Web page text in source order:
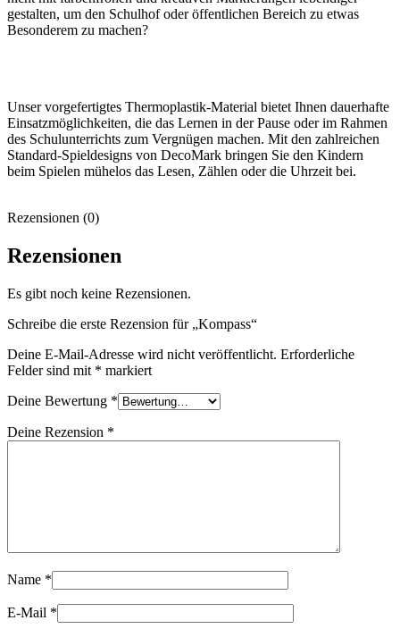
gestalten, um den Schulhof oder öffentlichen Bereich zu etwas
Besonderem zu machen?
Unser vorgefertigtes Thermoplastik-Material bietet Ihnen dauerhafte
Einsatzmöglichkeiten, die das Lernen in der Pause oder im Rahmen
des Schulunterrichts zum Vergnügen machen. Mit den zahlreichen
Standard-Spieldesigns von DecoMark bringen Sie den Kindern
beim Spielen mühelos das Lesen, Zählen oder die Uhrzeit bei.
Rezensionen (0)
Rezensionen
Es gibt noch keine Rezensionen.
Schreibe die erste Rezension für „Kompass“
Deine E-Mail-Adresse wird nicht veröffentlicht. Erforderliche
Felder sind mit * markiert
Deine Bewertung *
Deine Rezension *
Name *
E-Mail *